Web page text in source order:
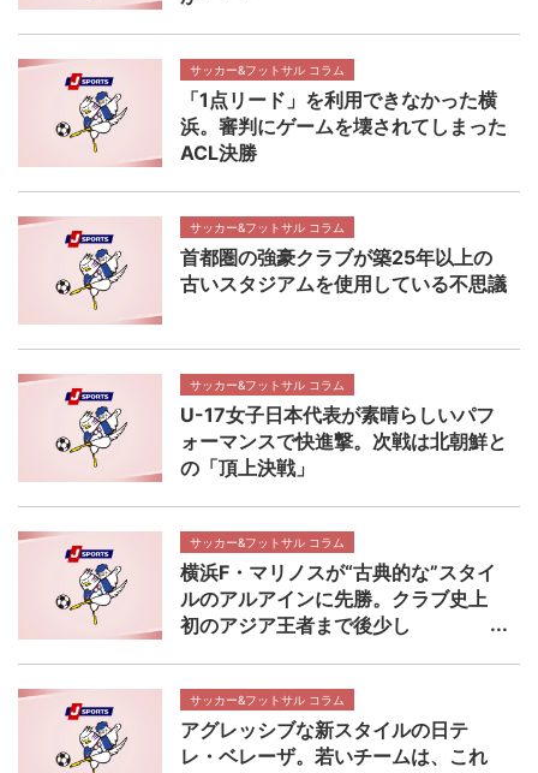
サッカー&フットサル コラム
「1点リード」を利用できなかった横
浜。審判にゲームを壊されてしまった
ACL決勝
サッカー&フットサル コラム
首都圏の強豪クラブが築25年以上の
古いスタジアムを使用している不思議
サッカー&フットサル コラム
U-17女子日本代表が素晴らしいパフ
ォーマンスで快進撃。次戦は北朝鮮と
の「頂上決戦」
サッカー&フットサル コラム
横浜F・マリノスが“古典的な”スタイ
ルのアルアインに先勝。クラブ史上
初のアジア王者まで後少し
サッカー&フットサル コラム
アグレッシブな新スタイルの日テ
レ・ベレーザ。若いチームは、これ